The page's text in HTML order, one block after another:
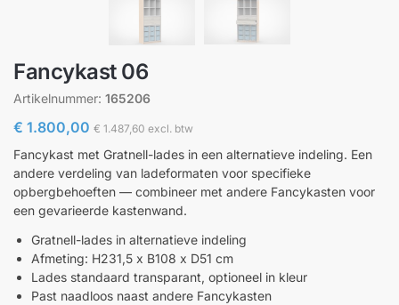
Fancykast 06
Artikelnummer: 165206
€ 1.800,00 € 1.487,60 excl. btw
Fancykast met Gratnell-lades in een alternatieve indeling. Een
andere verdeling van ladeformaten voor specifieke
opbergbehoeften — combineer met andere Fancykasten voor
een gevarieerde kastenwand.
Gratnell-lades in alternatieve indeling
Afmeting: H231,5 x B108 x D51 cm
Lades standaard transparant, optioneel in kleur
Past naadloos naast andere Fancykasten